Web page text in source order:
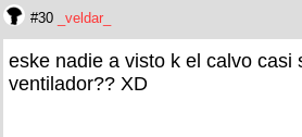
#30 _veldar_
eske nadie a visto k el calvo casi
ventilador?? XD